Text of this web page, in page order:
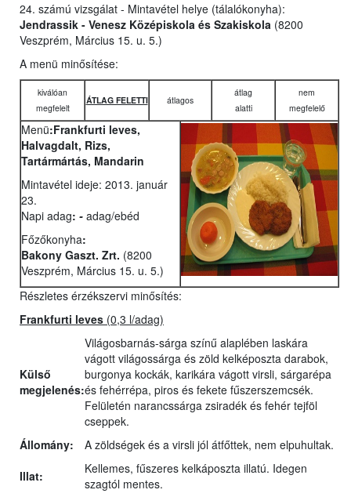
24. számú vizsgálat - Mintavétel helye (tálalókonyha):
Jendrassik - Venesz Középiskola és Szakiskola (8200
Veszprém, Március 15. u. 5.)
A menü minősítése:
kiválóan
megfelelt
ÁTLAG FELETTI átlagos
átlag
alatti
nem
megfelelő
Menü:Frankfurti leves,
Halvagdalt, Rizs,
Tartármártás, Mandarin
Mintavétel ideje: 2013. január
23.
Napi adag: - adag/ebéd
Főzőkonyha:
Bakony Gaszt. Zrt. (8200
Veszprém, Március 15. u. 5.)
Részletes érzékszervi minősítés:
Frankfurti leves (0,3 l/adag)
Külső
megjelenés:
Világosbarnás-sárga színű alaplében laskára
vágott világossárga és zöld kelképoszta darabok,
burgonya kockák, karikára vágott virsli, sárgarépa
és fehérrépa, piros és fekete fűszerszemcsék.
Felületén narancssárga zsiradék és fehér tejföl
cseppek.
Állomány:
A zöldségek és a virsli jól átfőttek, nem elpuhultak.
Illat:
Kellemes, fűszeres kelkáposzta illatú. Idegen
szagtól mentes.